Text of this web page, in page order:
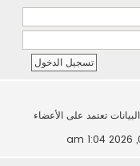
86 زائرًا (هذه البيانات تعتمد على الأعضاء